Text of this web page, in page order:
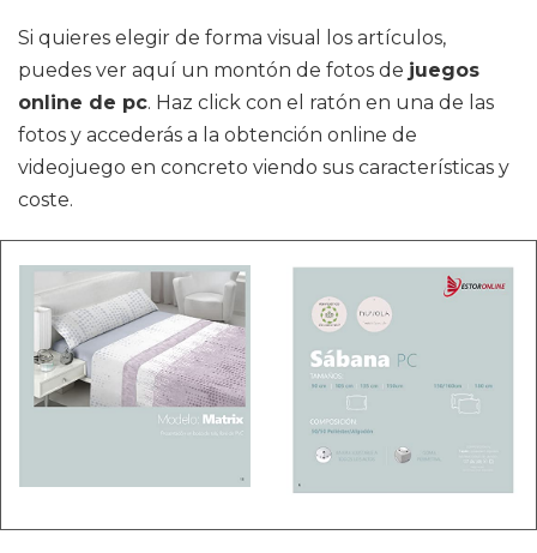
Si quieres elegir de forma visual los artículos,
puedes ver aquí un montón de fotos de juegos
online de pc. Haz click con el ratón en una de las
fotos y accederás a la obtención online de
videojuego en concreto viendo sus características y
coste.